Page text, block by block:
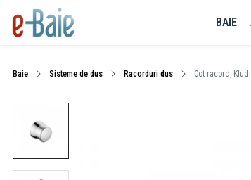
BAIE
Baie Sisteme de dus Racorduri dus Cot racord,